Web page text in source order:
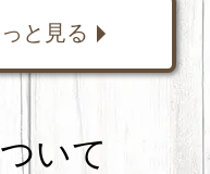
と見る
いて